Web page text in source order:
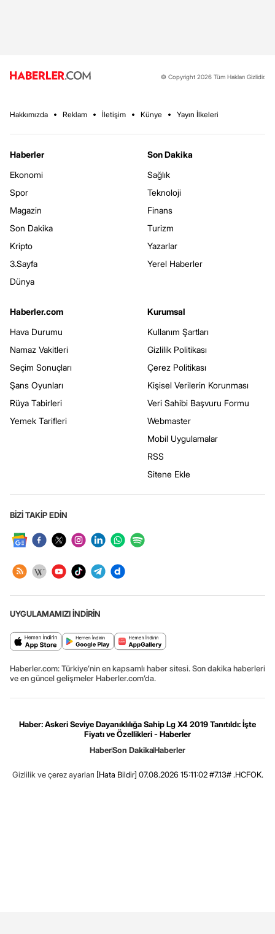
© Copyright 2026 Tüm Hakları Gizlidir.
Hakkımızda Reklam İletişim Künye Yayın İlkeleri
Haberler
Ekonomi
Spor
Magazin
Son Dakika
Kripto
3.Sayfa
Dünya
Son Dakika
Sağlık
Teknoloji
Finans
Turizm
Yazarlar
Yerel Haberler
Haberler.com
Hava Durumu
Namaz Vakitleri
Seçim Sonuçları
Şans Oyunları
Rüya Tabirleri
Yemek Tarifleri
Kurumsal
Kullanım Şartları
Gizlilik Politikası
Çerez Politikası
Kişisel Verilerin Korunması
Veri Sahibi Başvuru Formu
Webmaster
Mobil Uygulamalar
RSS
Sitene Ekle
BİZİ TAKİP EDİN
UYGULAMAMIZI İNDİRİN
Haberler.com: Türkiye’nin en kapsamlı haber sitesi. Son dakika haberleri
ve en güncel gelişmeler Haberler.com’da.
Haber: Askeri Seviye Dayanıklılığa Sahip Lg X4 2019 Tanıtıldı: İşte
Fiyatı ve Özellikleri - Haberler
HaberSon DakikaHaberler
Gizlilik ve çerez ayarları [Hata Bildir] 07.08.2026 15:11:02 #7.13# .HCFOK.